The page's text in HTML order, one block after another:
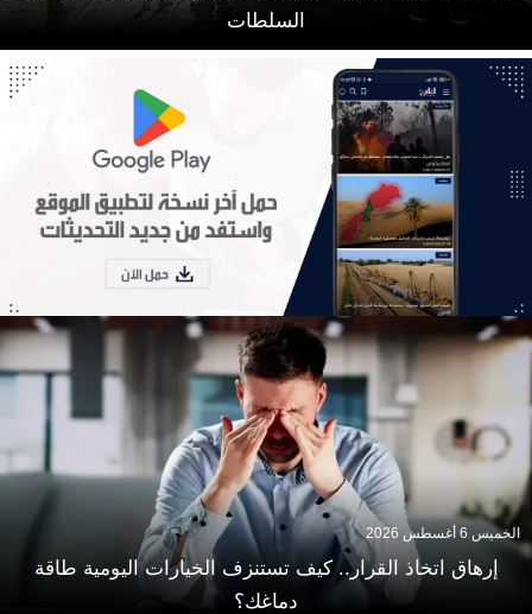
السلطات
إرهاق اتخاذ القرار.. كيف تستنزف الخيارات اليومية طاقة
دماغك؟
الخميس 6 أغسطس 2026